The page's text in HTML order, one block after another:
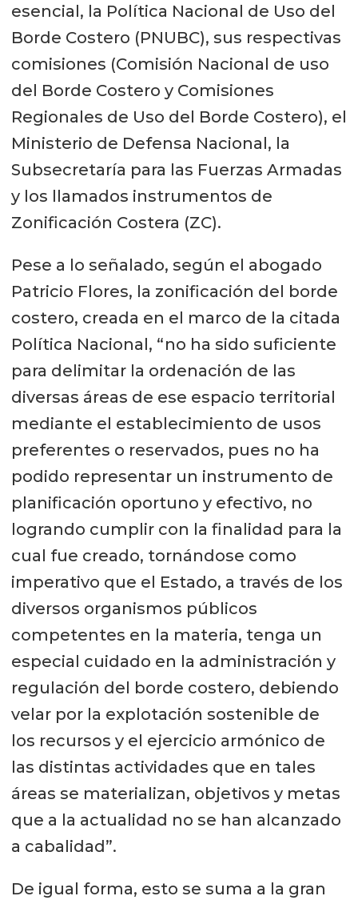
esencial, la Política Nacional de Uso del
Borde Costero (PNUBC), sus respectivas
comisiones (Comisión Nacional de uso
del Borde Costero y Comisiones
Regionales de Uso del Borde Costero), el
Ministerio de Defensa Nacional, la
Subsecretaría para las Fuerzas Armadas
y los llamados instrumentos de
Zonificación Costera (ZC).
Pese a lo señalado, según el abogado
Patricio Flores, la zonificación del borde
costero, creada en el marco de la citada
Política Nacional, “no ha sido suficiente
para delimitar la ordenación de las
diversas áreas de ese espacio territorial
mediante el establecimiento de usos
preferentes o reservados, pues no ha
podido representar un instrumento de
planificación oportuno y efectivo, no
logrando cumplir con la finalidad para la
cual fue creado, tornándose como
imperativo que el Estado, a través de los
diversos organismos públicos
competentes en la materia, tenga un
especial cuidado en la administración y
regulación del borde costero, debiendo
velar por la explotación sostenible de
los recursos y el ejercicio armónico de
las distintas actividades que en tales
áreas se materializan, objetivos y metas
que a la actualidad no se han alcanzado
a cabalidad”.
De igual forma, esto se suma a la gran